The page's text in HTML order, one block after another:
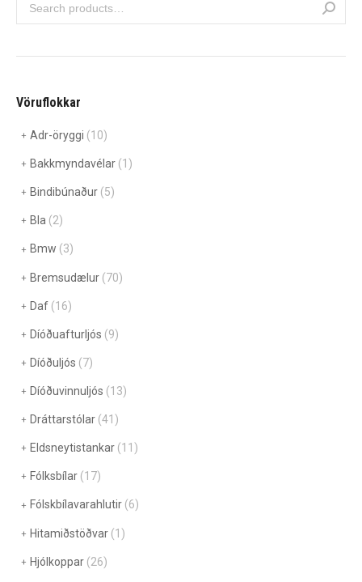
Vöruflokkar
Adr-öryggi (10)
Bakkmyndavélar (1)
Bindibúnaður (5)
Bla (2)
Bmw (3)
Bremsudælur (70)
Daf (16)
Díóðuafturljós (9)
Díóðuljós (7)
Díóðuvinnuljós (13)
Dráttarstólar (41)
Eldsneytistankar (11)
Fólksbílar (17)
Fólskbílavarahlutir (6)
Hitamiðstöðvar (1)
Hjólkoppar (26)